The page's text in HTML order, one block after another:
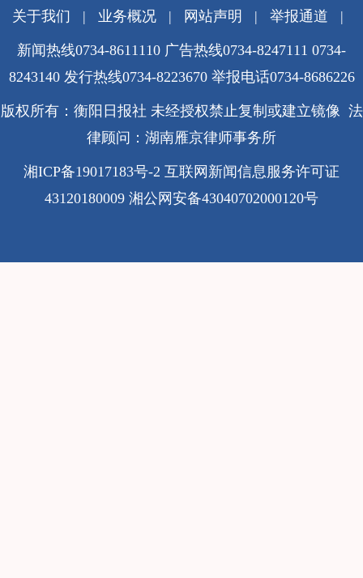
关于我们 | 业务概况| 网站声明 | 举报通道 |
新闻热线0734-8611110 广告热线0734-8247111 0734-
8243140 发行热线0734-8223670 举报电话0734-8686226
版权所有：衡阳日报社 未经授权禁止复制或建立镜像 法
律顾问：湖南雁京律师事务所
湘ICP备19017183号-2 互联网新闻信息服务许可证
43120180009 湘公网安备43040702000120号